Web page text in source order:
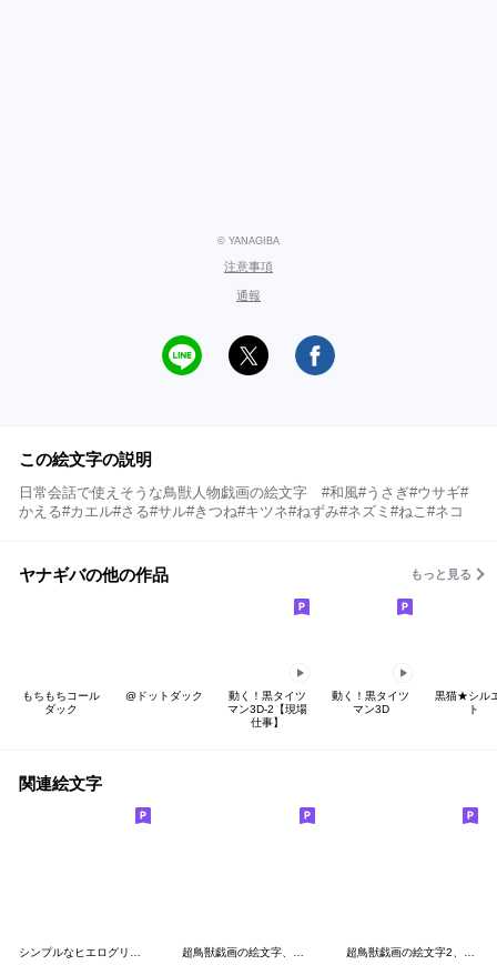
© YANAGIBA
注意事項
通報
この絵文字の説明
日常会話で使えそうな鳥獣人物戯画の絵文字 #和風#うさぎ#ウサギ#
かえる#カエル#さる#サル#きつね#キツネ#ねずみ#ネズミ#ねこ#ネコ
ヤナギバの他の作品 もっと見る
もちもちコール
ダック
@ドットダック
動く！黒タイツ
マン3D-2【現場
仕事】
動く！黒タイツ
マン3D
黒猫★シル
ト
関連絵文字